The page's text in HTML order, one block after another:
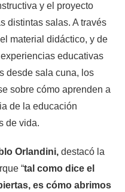
y el proyecto
distintas salas. A través
material didáctico, y de
educativas
desde sala cuna, los
sobre cómo aprenden a
de la educación
de vida.
Orlandini, destacó la
“tal como dice el
es cómo abrimos